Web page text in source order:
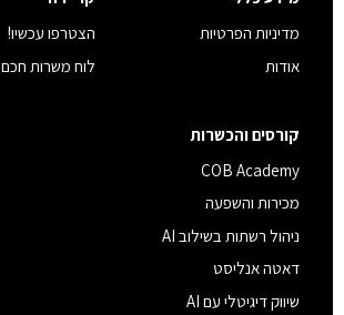
מדיניות הפרטיות
אודות
הצטרפו עכשיו!
לוח משרות חכם
קורסים והכשרות
COB Academy
מכירות והשפעה
ניהול רשתות בשילוב AI
דאטה אנליסט
שיווק דיגיטלי עם AI